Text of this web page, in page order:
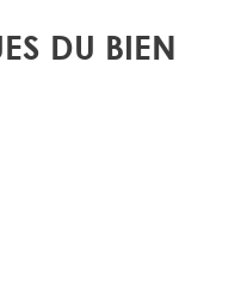
DU BIEN